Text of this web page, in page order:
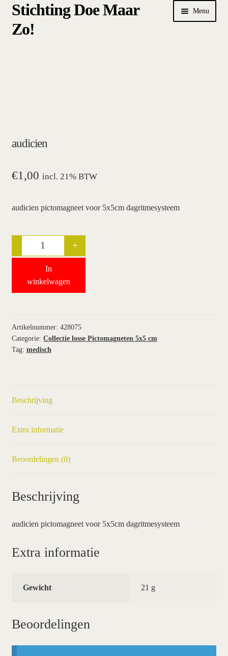
Ga
naar
Ga
de
Stichting Doe Maar
Zo!
Menu
bestellen
hoe werkt een plansysteem
wie wij zijn / contact
winkel
audicien
€1,00 incl. 21% BTW
audicien pictomagneet voor 5x5cm dagritmesysteem
Quantity
- +
In
winkelwagen
Artikelnummer: 428075
Categorie: Collectie losse Pictomagneten 5x5 cm
Tag: medisch
Beschrijving
Extra informatie
Beoordelingen (0)
Beschrijving
audicien pictomagneet voor 5x5cm dagritmesysteem
Extra informatie
Gewicht 21 g
Beoordelingen